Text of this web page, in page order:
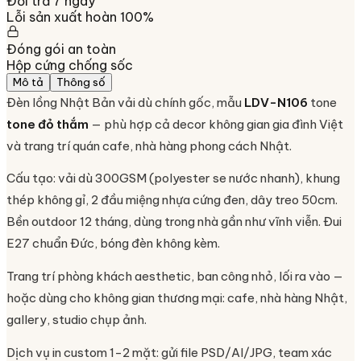
Lỗi sản xuất hoàn 100%
Đóng gói an toàn
Hộp cứng chống sốc
Mô tả Thông số
Đèn lồng Nhật Bản vải dù chính gốc, mẫu LDV-N106 tone
tone đỏ thắm — phù hợp cả decor không gian gia đình Việt
và trang trí quán cafe, nhà hàng phong cách Nhật.
Cấu tạo: vải dù 300GSM (polyester se nước nhanh), khung
thép không gỉ, 2 đầu miệng nhựa cứng đen, dây treo 50cm.
Bền outdoor 12 tháng, dùng trong nhà gần như vĩnh viễn. Đui
E27 chuẩn Đức, bóng đèn không kèm.
Trang trí phòng khách aesthetic, ban công nhỏ, lối ra vào —
hoặc dùng cho không gian thương mại: cafe, nhà hàng Nhật,
gallery, studio chụp ảnh.
Dịch vụ in custom 1-2 mặt: gửi file PSD/AI/JPG, team xác